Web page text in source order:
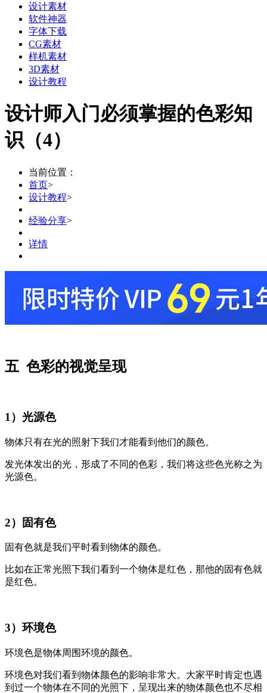
设计素材
软件神器
字体下载
CG素材
样机素材
3D素材
设计教程
设计师入门必须掌握的色彩知
识（4）
当前位置：
首页>
设计教程>
经验分享>
详情
五 色彩的视觉呈现
1）光源色
物体只有在光的照射下我们才能看到他们的颜色。
发光体发出的光，形成了不同的色彩，我们将这些色光称之为
光源色。
2）固有色
固有色就是我们平时看到物体的颜色。
比如在正常光照下我们看到一个物体是红色，那他的固有色就
是红色。
3）环境色
环境色是物体周围环境的颜色。
环境色对我们看到物体颜色的影响非常大。大家平时肯定也遇
到过一个物体在不同的光照下，呈现出来的物体颜色也不尽相